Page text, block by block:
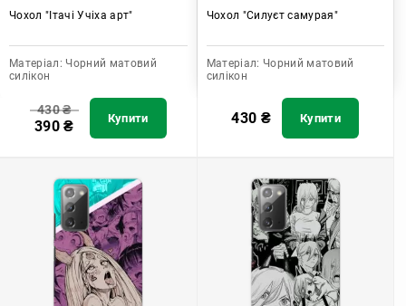
Чохол "Ітачі Учіха арт"
Матеріал: Чорний матовий
силікон
430₴
390₴ Купити
Чохол "Силуєт самурая"
Матеріал: Чорний матовий
силікон
430 ₴ Купити